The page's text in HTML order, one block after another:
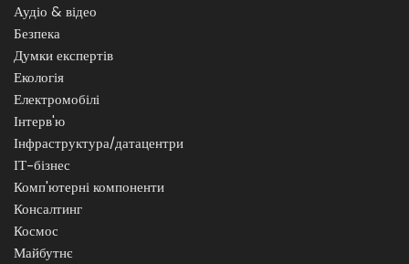
Аудіо & відео
Безпека
Думки експертів
Екологія
Електромобілі
Інтерв'ю
Інфраструктура/датацентри
ІТ-бізнес
Комп'ютерні компоненти
Консалтинг
Космос
Майбутнє